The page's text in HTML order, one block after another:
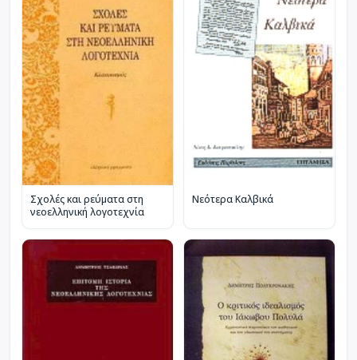
Σχολές και ρεύματα στη
νεοελληνική λογοτεχνία
Νεότερα Καλβικά